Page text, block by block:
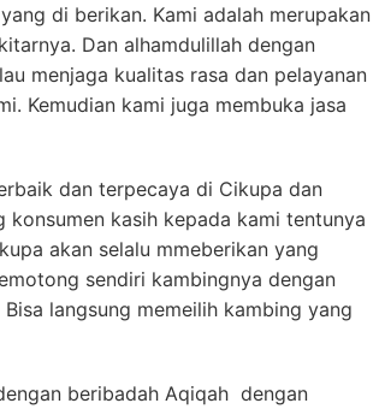
di berikan. Kami adalah merupakan
Dan alhamdulillah dengan
menjaga kualitas rasa dan pelayanan
Kemudian kami juga membuka jasa
dan terpecaya di Cikupa dan
konsumen kasih kepada kami tentunya
akan selalu mmeberikan yang
sendiri kambingnya dengan
langsung memeilih kambing yang
beribadah Aqiqah dengan